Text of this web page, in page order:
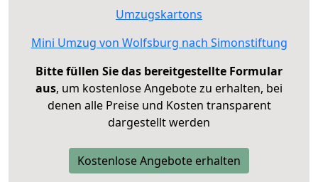
Umzugskartons
Mini Umzug von Wolfsburg nach Simonstiftung
Bitte füllen Sie das bereitgestellte Formular
aus, um kostenlose Angebote zu erhalten, bei
denen alle Preise und Kosten transparent
dargestellt werden
Kostenlose Angebote erhalten